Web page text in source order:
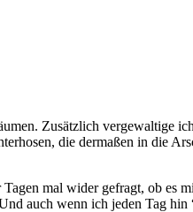
Zusätzlich vergewaltige
die dermaßen in die
mal wider gefragt, ob es
auch wenn ich jeden Tag